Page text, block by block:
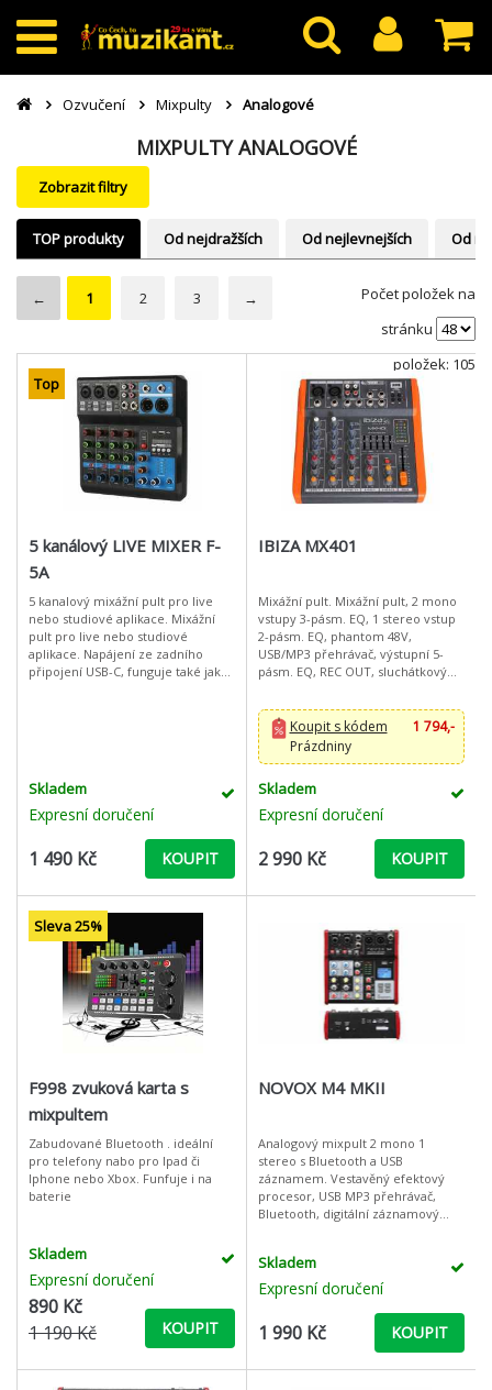
Ozvučení Mixpulty Analogové
MIXPULTY ANALOGOVÉ
Zobrazit filtry
TOP produkty Od nejdražších Od nejlevnejších Od
← 1 2 3 →
Počet položek na
stránku
položek: 105
Top
5 kanálový LIVE MIXER F-
5A
5 kanalový mixážní pult pro live
nebo studiové aplikace. Mixážní
pult pro live nebo studiové
aplikace. Napájení ze zadního
připojení USB-C, funguje také jako
Skladem
Expresní doručení
1 490 Kč KOUPIT
IBIZA MX401
Mixážní pult. Mixážní pult, 2 mono
vstupy 3-pásm. EQ, 1 stereo vstup
2-pásm. EQ, phantom 48V,
USB/MP3 přehrávač, výstupní 5-
pásm. EQ, REC OUT, sluchátkový
Koupit s kódem
1 794,-
Prázdniny
Skladem
Expresní doručení
2 990 Kč KOUPIT
Sleva 25%
F998 zvuková karta s
mixpultem
Zabudované Bluetooth . ideální
pro telefony nabo pro Ipad či
Iphone nebo Xbox. Funfuje i na
baterie
Skladem
Expresní doručení
890 Kč
1 190 Kč
KOUPIT
NOVOX M4 MKII
Analogový mixpult 2 mono 1
stereo s Bluetooth a USB
záznamem. Vestavěný efektový
procesor, USB MP3 přehrávač,
Bluetooth, digitální záznamový
připravenéh
Skladem
Expresní doručení
1 990 Kč KOUPIT